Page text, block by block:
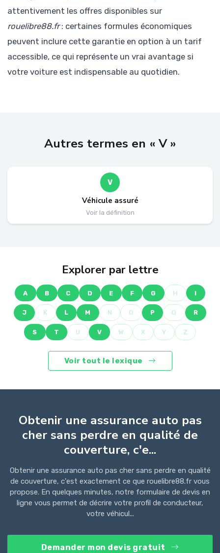
attentivement les offres disponibles sur
rouelibre88.fr: certaines formules économiques
peuvent inclure cette garantie en option à un tarif
accessible, ce qui représente un vrai avantage si
votre voiture est indispensable au quotidien.
Autres termes en « V »
V
Véhicule assuré
Voir la définition
Explorer par lettre
A B C D E F G H I
J K L M N O P Q R
S T U V W X Y Z
Voir tout le lexique
Obtenir une assurance auto pas
cher sans perdre en qualité de
couverture, c'e...
Obtenir une assurance auto pas cher sans perdre en qualité
de couverture, c'est exactement ce que rouelibre88.fr vous
propose. En quelques minutes, notre formulaire de devis en
ligne vous permet de décrire votre profil de conducteur,
votre véhicul...
Demander mon devis gratuit